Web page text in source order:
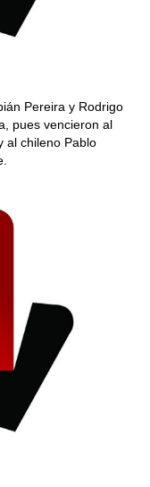
Pereira y Rodrigo
pues vencieron al
al chileno Pablo